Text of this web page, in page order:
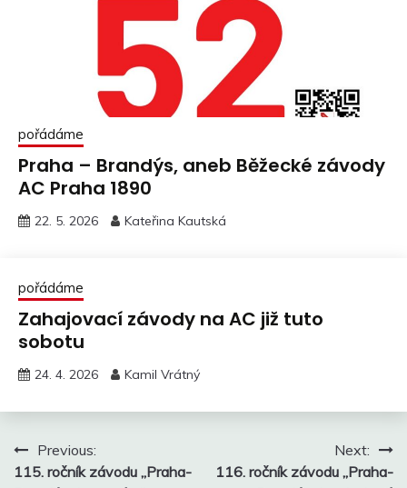
pořádáme
Praha – Brandýs, aneb Běžecké závody
AC Praha 1890
22. 5. 2026 Kateřina Kautská
pořádáme
Zahajovací závody na AC již tuto
sobotu
24. 4. 2026 Kamil Vrátný
Navigace
Previous:
115. ročník závodu „Praha-
Next:
116. ročník závodu „Praha-